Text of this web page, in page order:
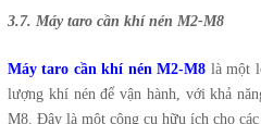
3.7. Máy taro cần khí nén M2-M8
Máy taro cần khí nén M2-M8 là một
lượng khí nén để vận hành, với khả
M8. Đây là một công cụ hữu ích cho